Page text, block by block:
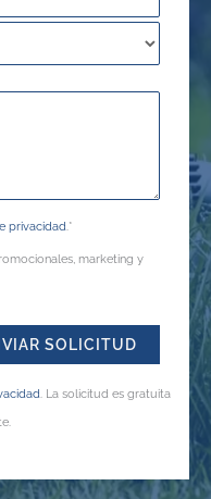
privacidad .*
marketing y
. La solicitud es gratuita